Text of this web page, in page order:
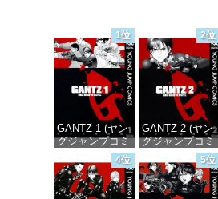
1位
GANTZ 1 (ヤン
グジャンプコミ
ックスDIGITAL)
価格：¥100
2位
GANTZ 2 (ヤン
グジャンプコミ
ックスDIGITAL)
価格：¥100
4位 5位